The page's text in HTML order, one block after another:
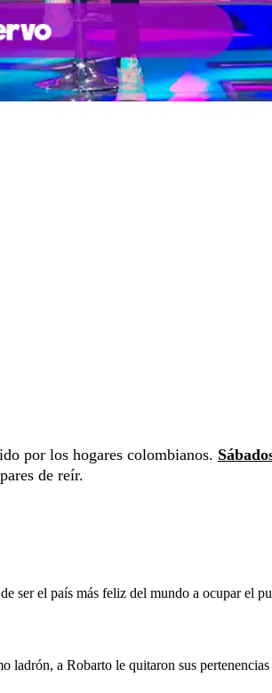
por los hogares colombianos.
de reír.
ser el país más feliz del mundo a ocupar el
ladrón, a Robarto le quitaron sus pertenencias